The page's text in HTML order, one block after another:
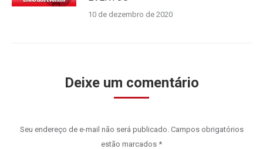
10 de dezembro de 2020
Deixe um comentário
Seu endereço de e-mail não será publicado. Campos obrigatórios
estão marcados *